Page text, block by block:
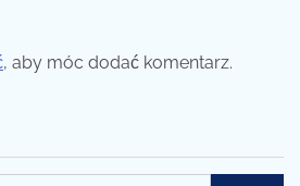
, aby móc dodać komentarz.